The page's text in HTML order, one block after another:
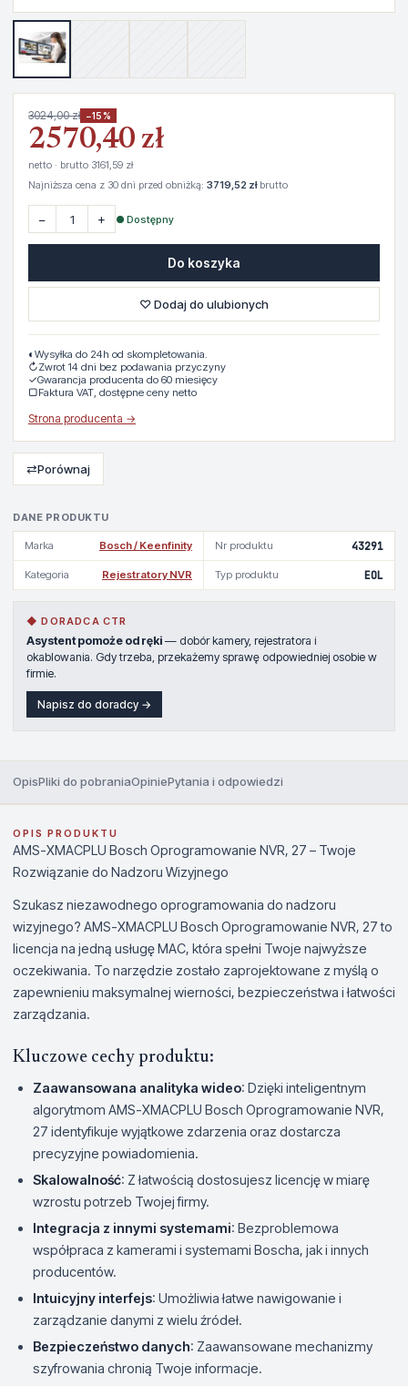
DANE PRODUKTU
Marka Bosch / Keenfinity Nr produktu 43291
Kategoria Rejestratory NVR Typ produktu EOL
◆ DORADCA CTR
Asystent pomoże od ręki — dobór kamery, rejestratora i
okablowania. Gdy trzeba, przekażemy sprawę odpowiedniej osobie w
firmie.
Napisz do doradcy →
3024,00 zł −15%
2570,40 zł
netto · brutto 3161,59 zł
Najniższa cena z 30 dni przed obniżką: 3719,52 złbrutto
− + ● Dostępny
Do koszyka
♡ Dodaj do ulubionych
◐ Wysyłka do 24h od skompletowania.
↻Zwrot 14 dni bez podawania przyczyny
✓Gwarancja producenta do 60 miesięcy
▢Faktura VAT, dostępne ceny netto
Strona producenta →
⇄Porównaj
OpisPliki do pobraniaOpiniePytania i odpowiedzi
OPIS PRODUKTU
AMS-XMACPLU Bosch Oprogramowanie NVR, 27 – Twoje
Rozwiązanie do Nadzoru Wizyjnego
Szukasz niezawodnego oprogramowania do nadzoru
wizyjnego? AMS-XMACPLU Bosch Oprogramowanie NVR, 27 to
licencja na jedną usługę MAC, która spełni Twoje najwyższe
oczekiwania. To narzędzie zostało zaprojektowane z myślą o
zapewnieniu maksymalnej wierności, bezpieczeństwa i łatwości
zarządzania.
Kluczowe cechy produktu:
Zaawansowana analityka wideo: Dzięki inteligentnym
algorytmom AMS-XMACPLU Bosch Oprogramowanie NVR,
27 identyfikuje wyjątkowe zdarzenia oraz dostarcza
precyzyjne powiadomienia.
Skalowalność: Z łatwością dostosujesz licencję w miarę
wzrostu potrzeb Twojej firmy.
Integracja z innymi systemami: Bezproblemowa
współpraca z kamerami i systemami Boscha, jak i innych
producentów.
Intuicyjny interfejs: Umożliwia łatwe nawigowanie i
zarządzanie danymi z wielu źródeł.
Bezpieczeństwo danych: Zaawansowane mechanizmy
szyfrowania chronią Twoje informacje.